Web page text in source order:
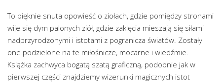
To pięknie snuta opowieść o ziołach, gdzie pomiędzy stronami
wije się dym palonych ziół, gdzie zaklęcia mieszają się siłami
nadprzyrodzonymi i istotami z pogranicza światów. Zostały
one podzielone na te miłośnicze, mocarne i wiedźmie.
Książka zachwyca bogatą szatą graficzną, podobnie jak w
pierwszej części znajdziemy wizerunki magicznych istot